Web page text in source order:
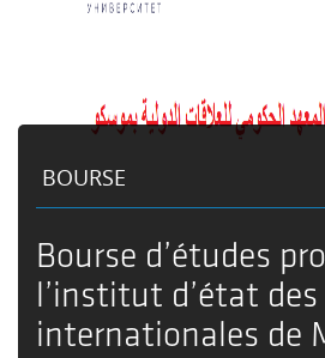
BOURSE
Bourse d’études
l’institut d’état
internationales de